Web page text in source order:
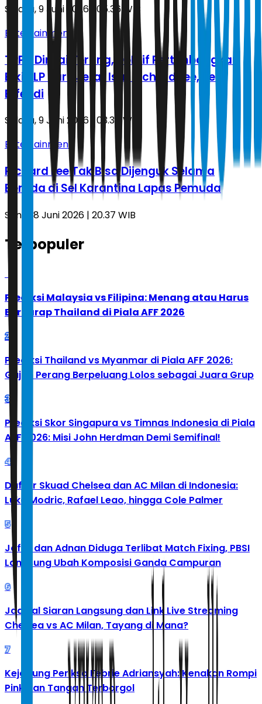
Selasa, 9 Juni 2026 | 05.36 WIB
Entertainment
TPPU Dinilai Terang, Doktif Pertimbangkan
Bikin LP Baru Jerat Istri Richard Lee, Reni
Effendi
Selasa, 9 Juni 2026 | 03.35 WIB
Entertainment
Richard Lee Tak Bisa Dijenguk Selama
Berada di Sel Karantina Lapas Pemuda
Senin, 8 Juni 2026 | 20.37 WIB
Terpopuler
1
Prediksi Malaysia vs Filipina: Menang atau Harus
Berharap Thailand di Piala AFF 2026
2
Prediksi Thailand vs Myanmar di Piala AFF 2026:
Gajah Perang Berpeluang Lolos sebagai Juara Grup
3
Prediksi Skor Singapura vs Timnas Indonesia di Piala
AFF 2026: Misi John Herdman Demi Semifinal!
4
Daftar Skuad Chelsea dan AC Milan di Indonesia:
Luka Modric, Rafael Leao, hingga Cole Palmer
5
Jafar dan Adnan Diduga Terlibat Match Fixing, PBSI
Langsung Ubah Komposisi Ganda Campuran
6
Jadwal Siaran Langsung dan Link Live Streaming
Chelsea vs AC Milan, Tayang di Mana?
7
Kejagung Periksa Febrie Adriansyah: Kenakan Rompi
Pink dan Tangan Terborgol